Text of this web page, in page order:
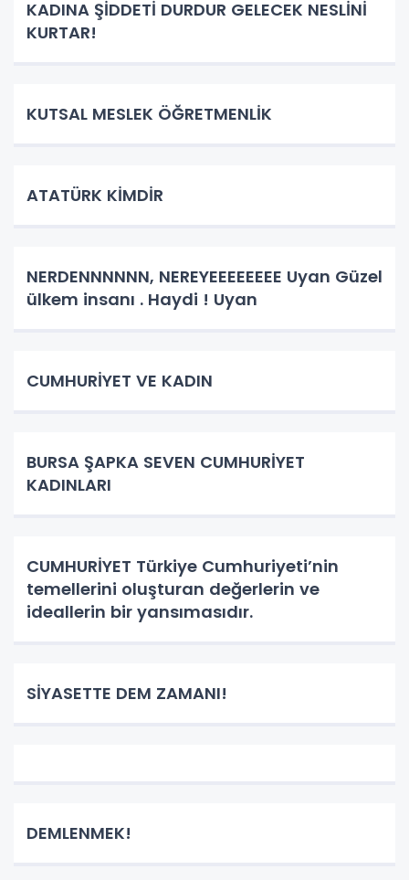
KADINA ŞİDDETİ DURDUR GELECEK NESLİNİ
KURTAR!
KUTSAL MESLEK ÖĞRETMENLİK
ATATÜRK KİMDİR
NERDENNNNNN, NEREYEEEEEEEE Uyan Güzel
ülkem insanı . Haydi ! Uyan
CUMHURİYET VE KADIN
BURSA ŞAPKA SEVEN CUMHURİYET
KADINLARI
CUMHURİYET Türkiye Cumhuriyeti’nin
temellerini oluşturan değerlerin ve
ideallerin bir yansımasıdır.
SİYASETTE DEM ZAMANI!
DEMLENMEK!